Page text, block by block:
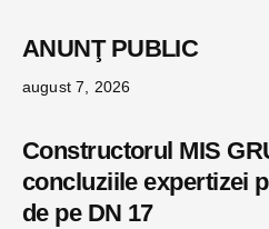
ANUNŢ PUBLIC
august 7, 2026
Constructorul MIS
concluziile expertizei
de pe DN 17